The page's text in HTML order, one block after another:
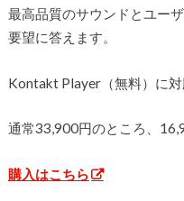
最高品質のサウンドとユー
要望に答えます。
Kontakt Player（無料）に対
通常33,900円のところ、
購入はこちら